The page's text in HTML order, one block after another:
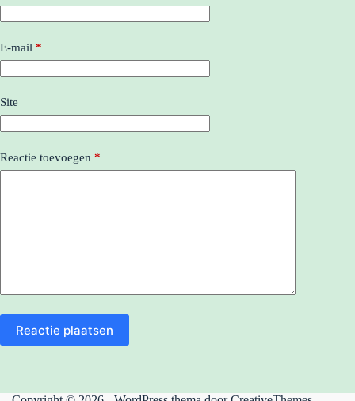
E-mail *
Site
Reactie toevoegen *
Reactie plaatsen